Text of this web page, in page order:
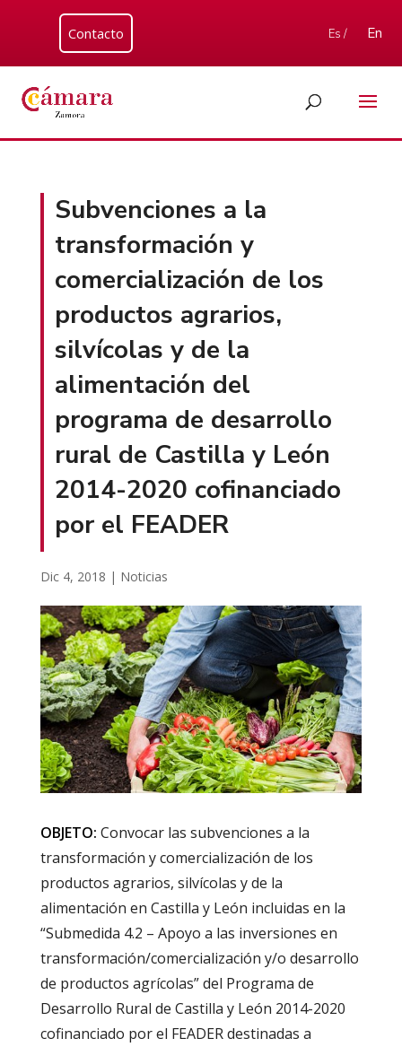
Contacto Es / En
Subvenciones a la
transformación y
comercialización de los
productos agrarios,
silvícolas y de la
alimentación del
programa de desarrollo
rural de Castilla y León
2014-2020 cofinanciado
por el FEADER
Dic 4, 2018 | Noticias
OBJETO: Convocar las subvenciones a la
transformación y comercialización de los
productos agrarios, silvícolas y de la
alimentación en Castilla y León incluidas en la
“Submedida 4.2 – Apoyo a las inversiones en
transformación/comercialización y/o desarrollo
de productos agrícolas” del Programa de
Desarrollo Rural de Castilla y León 2014-2020
cofinanciado por el FEADER destinadas a